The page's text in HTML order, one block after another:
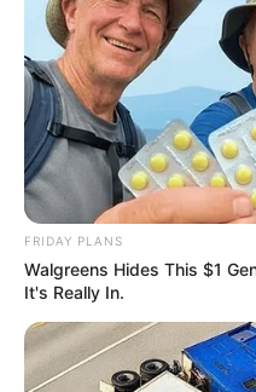
FRIDAY PLANS
Walgreens Hides This $1
It's Really In.